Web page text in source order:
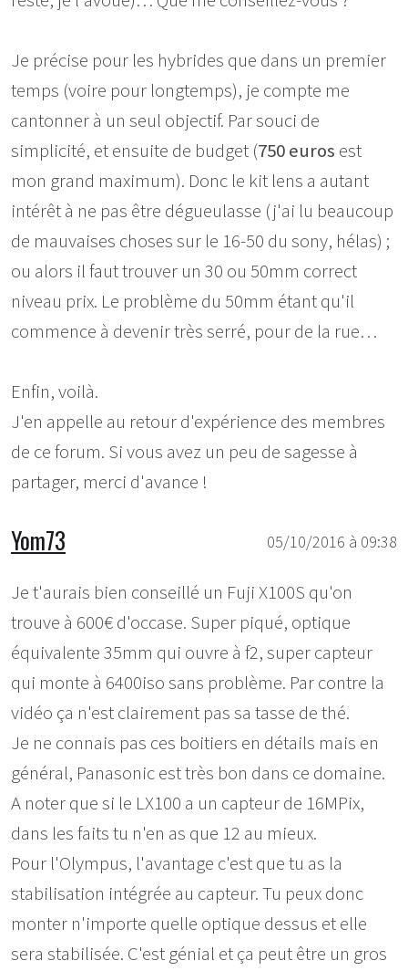
Je précise pour les hybrides que dans un premier
temps (voire pour longtemps), je compte me
cantonner à un seul objectif. Par souci de
simplicité, et ensuite de budget (750 euros est
mon grand maximum). Donc le kit lens a autant
intérêt à ne pas être dégueulasse (j'ai lu beaucoup
de mauvaises choses sur le 16-50 du sony, hélas) ;
ou alors il faut trouver un 30 ou 50mm correct
niveau prix. Le problème du 50mm étant qu'il
commence à devenir très serré, pour de la rue…
Enfin, voilà.
J'en appelle au retour d'expérience des membres
de ce forum. Si vous avez un peu de sagesse à
partager, merci d'avance !
05/10/2016 à 09:38
Yom73
Je t'aurais bien conseillé un Fuji X100S qu'on
trouve à 600€ d'occase. Super piqué, optique
équivalente 35mm qui ouvre à f2, super capteur
qui monte à 6400iso sans problème. Par contre la
vidéo ça n'est clairement pas sa tasse de thé.
Je ne connais pas ces boitiers en détails mais en
général, Panasonic est très bon dans ce domaine.
A noter que si le LX100 a un capteur de 16MPix,
dans les faits tu n'en as que 12 au mieux.
Pour l'Olympus, l'avantage c'est que tu as la
stabilisation intégrée au capteur. Tu peux donc
monter n'importe quelle optique dessus et elle
sera stabilisée. C'est génial et ça peut être un gros